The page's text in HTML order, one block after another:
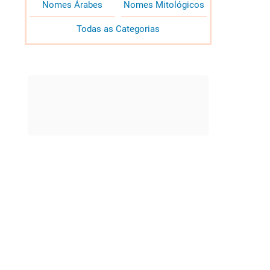
Nomes Árabes Nomes Mitológicos
Todas as Categorias